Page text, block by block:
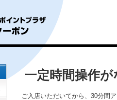
一定時間操作
ご入店いただいてから、30分間